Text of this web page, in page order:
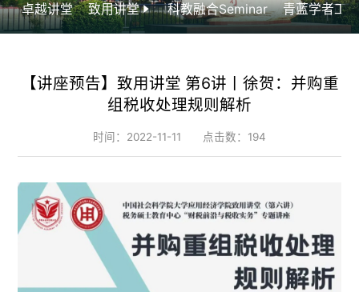
卓越讲堂 致用讲堂 科教融合Seminar 青蓝学者工
【讲座预告】致用讲堂 第6讲丨徐贺：并购重
组税收处理规则解析
时间：2022-11-11 点击数： 194